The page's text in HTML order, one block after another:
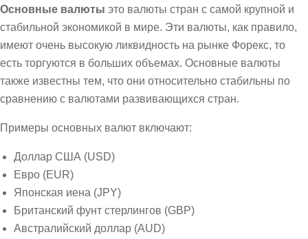
Основные валюты это валюты стран с самой крупной и
стабильной экономикой в мире. Эти валюты, как правило,
имеют очень высокую ликвидность на рынке Форекс, то
есть торгуются в больших объемах. Основные валюты
также известны тем, что они относительно стабильны по
сравнению с валютами развивающихся стран.
Примеры основных валют включают:
Доллар США (USD)
Евро (EUR)
Японская иена (JPY)
Британский фунт стерлингов (GBP)
Австралийский доллар (AUD)